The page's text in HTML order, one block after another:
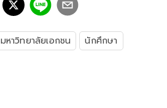
มหาวิทยาลัยเอกชน
นักศึกษา